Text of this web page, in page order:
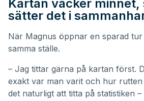
Kartan väcker minnet,
sätter det i
När Magnus öppnar en sparad
samma ställe.
– Jag tittar gärna på kartan först.
exakt var man varit och hur rutten
det naturligt att titta på statistiken